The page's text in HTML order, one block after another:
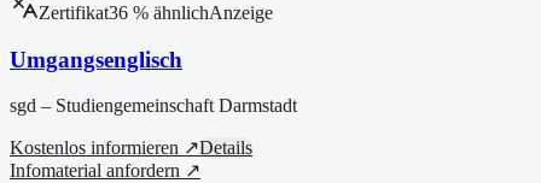
Zertifikat36 % ähnlichAnzeige
Umgangsenglisch
sgd – Studiengemeinschaft Darmstadt
Kostenlos informieren ↗Details
Infomaterial anfordern ↗